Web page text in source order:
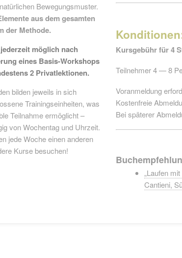
Kursgebühr für 4
Teilnehmer 4 — 8
Voranmeldung
Kostenfreie
Bei späterer
„Laufen
Cantieni,
Bewegungsmuster.
aus dem gesamten
der Methode.
möglich nach
eines Basis-Workshops
2 Privatlektionen.
bilden jeweils in sich
Trainingseinheiten, was
Teilnahme ermöglicht –
von Wochentag und Uhrzeit.
jede Woche einen anderen
Kurse besuchen!